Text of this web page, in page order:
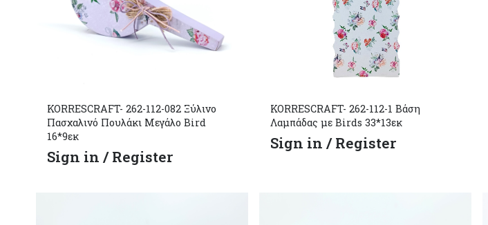
KORRESCRAFT- 262-112-082 Ξύλινο
Πασχαλινό Πουλάκι Μεγάλο Bird
16*9εκ
Sign in / Register
KORRESCRAFT- 262-112-1 Βάση
Λαμπάδας με Birds 33*13εκ
Sign in / Register